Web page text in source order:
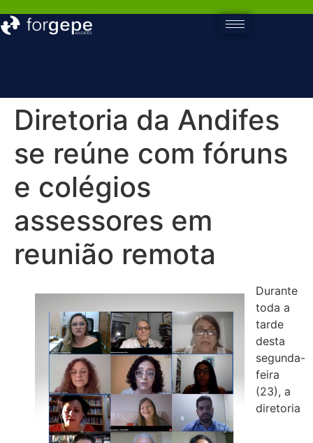
Diretoria da Andifes
se reúne com fóruns
e colégios
assessores em
reunião remota
Durante
toda a
tarde
desta
segunda-
feira
(23), a
diretoria